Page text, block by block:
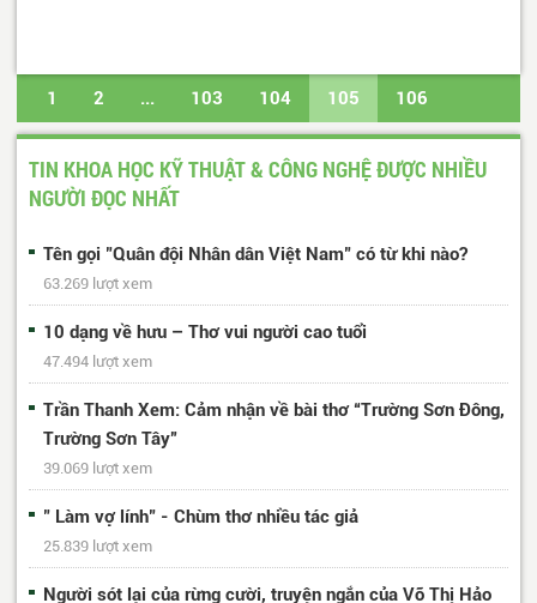
1 2 ... 103 104 105 106
107 ... 487 488 Trang cuối
TIN KHOA HỌC KỸ THUẬT & CÔNG NGHỆ ĐƯỢC NHIỀU
NGƯỜI ĐỌC NHẤT
Tên gọi "Quân đội Nhân dân Việt Nam" có từ khi nào?
63.269 lượt xem
10 dạng về hưu – Thơ vui người cao tuổi
47.494 lượt xem
Trần Thanh Xem: Cảm nhận về bài thơ “Trường Sơn Đông,
Trường Sơn Tây”
39.069 lượt xem
" Làm vợ lính" - Chùm thơ nhiều tác giả
25.839 lượt xem
Người sót lại của rừng cười, truyện ngắn của Võ Thị Hảo